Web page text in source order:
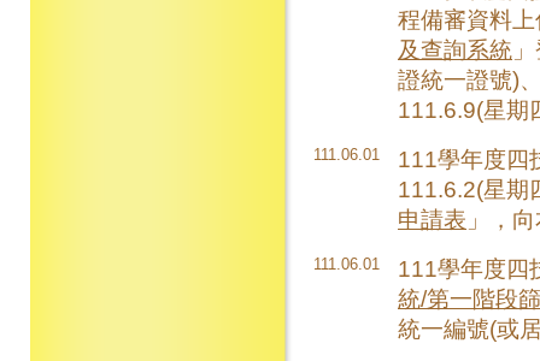
程備審資料
及查詢系統
證統一證號)
111.6.9(星期
111.06.01
111學年度四
111.6.2(星
申請表 」，
111.06.01
111學年度四
統/第一階段
統一編號(或